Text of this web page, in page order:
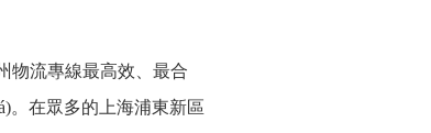
物流專線最高效、最合
。在眾多的 上海浦東新區